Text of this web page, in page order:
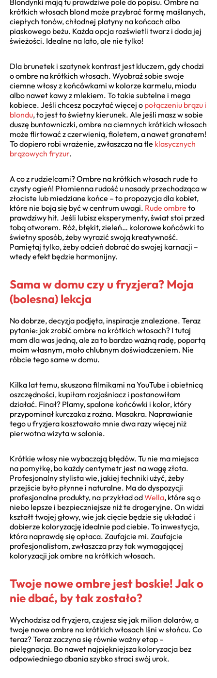
krótkich włosach blond może przybrać formę maślanych,
ciepłych tonów, chłodnej platyny na końcach albo
piaskowego beżu. Każda opcja rozświetli twarz i doda jej
świeżości. Idealne na lato, ale nie tylko!
Dla brunetek i szatynek kontrast jest kluczem, gdy chodzi
o ombre na krótkich włosach. Wyobraź sobie swoje
ciemne włosy z końcówkami w kolorze karmelu, miodu
albo nawet kawy z mlekiem. To takie subtelne i mega
kobiece. Jeśli chcesz poczytać więcej o połączeniu brązu i
blondu, to jest to świetny kierunek. Ale jeśli masz w sobie
duszę buntowniczki, ombre na ciemnych krótkich włosach
może flirtować z czerwienią, fioletem, a nawet granatem!
To dopiero robi wrażenie, zwłaszcza na tle klasycznych
brązowych fryzur.
A co z rudzielcami? Ombre na krótkich włosach rude to
czysty ogień! Płomienna rudość u nasady przechodząca w
złociste lub miedziane końce – to propozycja dla kobiet,
które nie boją się być w centrum uwagi. Rude ombre to
prawdziwy hit. Jeśli lubisz eksperymenty, świat stoi przed
tobą otworem. Róż, błękit, zieleń… kolorowe końcówki to
świetny sposób, żeby wyrazić swoją kreatywność.
Pamiętaj tylko, żeby odcień dobrać do swojej karnacji –
wtedy efekt będzie harmonijny.
Sama w domu czy u fryzjera? Moja
(bolesna) lekcja
No dobrze, decyzja podjęta, inspiracje znalezione. Teraz
pytanie: jak zrobić ombre na krótkich włosach? I tutaj
mam dla was jedną, ale za to bardzo ważną radę, popartą
moim własnym, mało chlubnym doświadczeniem. Nie
róbcie tego same w domu.
Kilka lat temu, skuszona filmikami na YouTube i obietnicą
oszczędności, kupiłam rozjaśniacz i postanowiłam
działać. Finał? Plamy, spalone końcówki i kolor, który
przypominał kurczaka z rożna. Masakra. Naprawianie
tego u fryzjera kosztowało mnie dwa razy więcej niż
pierwotna wizyta w salonie.
Krótkie włosy nie wybaczają błędów. Tu nie ma miejsca
na pomyłkę, bo każdy centymetr jest na wagę złota.
Profesjonalny stylista wie, jakiej techniki użyć, żeby
przejście było płynne i naturalne. Ma do dyspozycji
profesjonalne produkty, na przykład odWella, które są o
niebo lepsze i bezpieczniejsze niż te drogeryjne. On widzi
kształt twojej głowy, wie jak cięcie będzie się układać i
dobierze koloryzację idealnie pod ciebie. To inwestycja,
która naprawdę się opłaca. Zaufajcie mi. Zaufajcie
profesjonalistom, zwłaszcza przy tak wymagającej
koloryzacji jak ombre na krótkich włosach.
Twoje nowe ombre jest boskie! Jak o
nie dbać, by tak zostało?
Wychodzisz od fryzjera, czujesz się jak milion dolarów, a
twoje nowe ombre na krótkich włosach lśni w słońcu. Co
teraz? Teraz zaczyna się równie ważny etap –
pielęgnacja. Bo nawet najpiękniejsza koloryzacja bez
odpowiedniego dbania szybko straci swój urok.